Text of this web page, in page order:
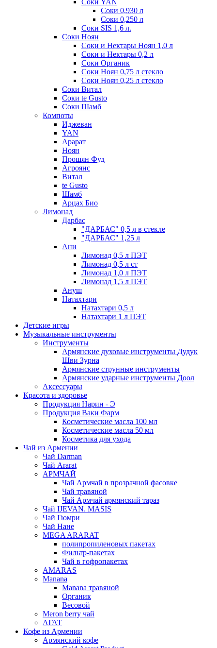
Соки YAN
Соки 0,930 л
Соки 0,250 л
Соки SIS 1,6 л.
Соки Ноян
Соки и Нектары Ноян 1,0 л
Соки и Нектары 0,2 л
Соки Органик
Соки Ноян 0,75 л стекло
Соки Ноян 0,25 л стекло
Соки Витал
Соки te Gusto
Соки Шамб
Компоты
Иджеван
YAN
Арарат
Ноян
Прошян Фуд
Агроянс
Витал
te Gusto
Шамб
Арцах Био
Лимонад
Дарбас
"ДАРБАС" 0,5 л в стекле
"ДАРБАС" 1,25 л
Ани
Лимонад 0,5 л ПЭТ
Лимонад 0,5 л ст
Лимонад 1,0 л ПЭТ
Лимонад 1,5 л ПЭТ
Ануш
Натахтари
Натахтари 0,5 л
Натахтари 1 л ПЭТ
Детские игры
Музыкальные инструменты
Инструменты
Армянские духовые инструменты Дудук
Шви Зурна
Армянские струнные инструменты
Армянские ударные инструменты Доол
Аксессуары
Красота и здоровье
Продукция Нарин - Э
Продукция Ваки Фарм
Косметические масла 100 мл
Косметические масла 50 мл
Косметика для ухода
Чай из Армении
Чай Darman
Чай Ararat
АРМЧАЙ
Чай Армчай в прозрачной фасовке
Чай травяной
Чай Армчай армянский тараз
Чай IJEVAN. MASIS
Чай Гюмри
Чай Нане
MEGA ARARAT
полипропиленовых пакетах
Фильтр-пакетах
Чай в гофропакетах
AMARAS
Manana
Manana травяной
Органик
Весовой
Meron berry чай
АГАТ
Кофе из Армении
Армянский кофе